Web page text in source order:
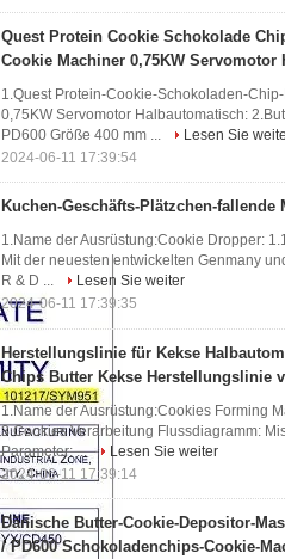
Quest Protein Cookie Schokolade
Cookie Machiner 0,75KW Servomotor
1.Quest Protein-Cookie-Schokoladen-
0,75KW Servomotor Halbautomatisch:
PD600 Größe 400 mm ...
Lesen Sie
2024-06-11 17:39:54
Kuchen-Geschäfts-Plätzchen-fallende
1.Name der Ausrüstung:Cookie Dropper:
Mit der neuesten entwickelten Genmany
R & D ...
Lesen Sie weiter
2024-06-11 17:39:35
Herstellungslinie für Kekse
Chips Butter Kekse Herstellungslinie
1.Name der Ausrüstung:Cookies Forming
3.Cookies Verarbeitung Flussdiagramm:
Parameter: ...
Lesen Sie weiter
2024-06-11 17:39:14
Dänische Butter-Cookie-Depositor-
/ PD600 Schokoladenchips-Cookie-